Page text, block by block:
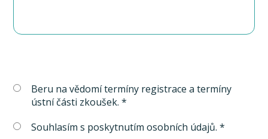
Beru na vědomí termíny registrace a termíny
ústní části zkoušek. *
Souhlasím s poskytnutím osobních údajů. *